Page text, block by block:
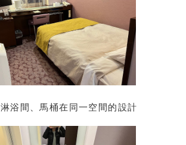
浴間、馬桶在同一空間的設計